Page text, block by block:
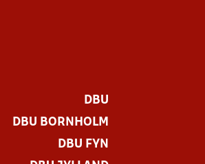
DBU
DBU BORNHOLM
DBU FYN